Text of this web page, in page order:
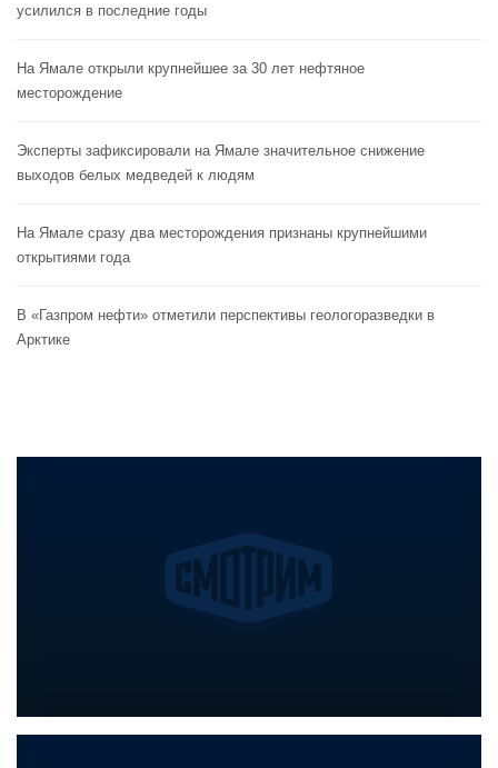
усилился в последние годы
На Ямале открыли крупнейшее за 30 лет нефтяное
месторождение
Эксперты зафиксировали на Ямале значительное снижение
выходов белых медведей к людям
На Ямале сразу два месторождения признаны крупнейшими
открытиями года
В «Газпром нефти» отметили перспективы геологоразведки в
Арктике